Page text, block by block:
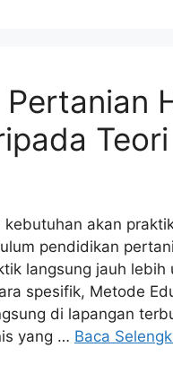
akan
pendidikan
langsung jauh
spesifik, Metode
di lapangan
yang … Baca